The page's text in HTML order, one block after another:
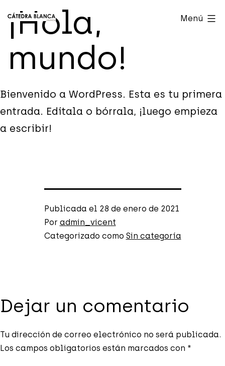
Saltar
contenido
Cátedra
Blanca
Menú
¡Hola,
mundo!
Bienvenido a WordPress. Esta es tu primera
entrada. Edítala o bórrala, ¡luego empieza
a escribir!
Publicada el 28 de enero de 2021
Por admin_vicent
Categorizado como Sin categoría
Dejar un comentario
Tu dirección de correo electrónico no será publicada.
Los campos obligatorios están marcados con *